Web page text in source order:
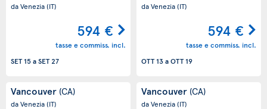
da Venezia(IT)
594 €
tasse e commiss. incl.
SET 15aSET 27
da Venezia(IT)
594 €
tasse e commiss. incl.
OTT 13aOTT 19
Vancouver (CA)
da Venezia(IT)
Vancouver (CA)
da Venezia(IT)